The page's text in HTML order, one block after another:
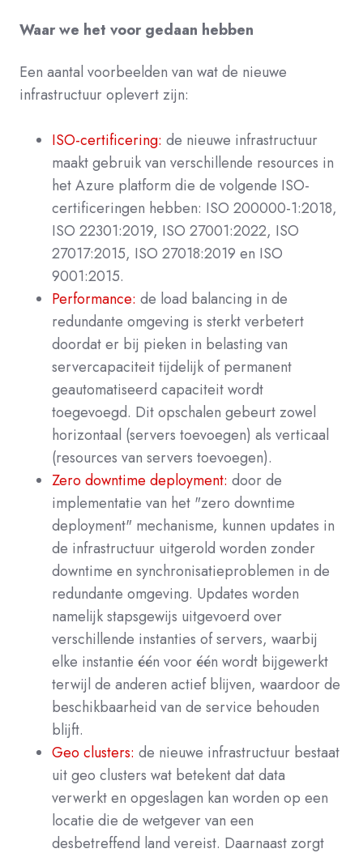
Waar we het voor gedaan hebben
Een aantal voorbeelden van wat de nieuwe
infrastructuur oplevert zijn:
ISO-certificering: de nieuwe infrastructuur
maakt gebruik van verschillende resources in
het Azure platform die de volgende ISO-
certificeringen hebben: ISO 200000-1:2018,
ISO 22301:2019, ISO 27001:2022, ISO
27017:2015, ISO 27018:2019 en ISO
9001:2015.
Performance: de load balancing in de
redundante omgeving is sterkt verbetert
doordat er bij pieken in belasting van
servercapaciteit tijdelijk of permanent
geautomatiseerd capaciteit wordt
toegevoegd. Dit opschalen gebeurt zowel
horizontaal (servers toevoegen) als verticaal
(resources van servers toevoegen).
Zero downtime deployment: door de
implementatie van het "zero downtime
deployment" mechanisme, kunnen updates in
de infrastructuur uitgerold worden zonder
downtime en synchronisatieproblemen in de
redundante omgeving. Updates worden
namelijk stapsgewijs uitgevoerd over
verschillende instanties of servers, waarbij
elke instantie één voor één wordt bijgewerkt
terwijl de anderen actief blijven, waardoor de
beschikbaarheid van de service behouden
blijft.
Geo clusters: de nieuwe infrastructuur bestaat
uit geo clusters wat betekent dat data
verwerkt en opgeslagen kan worden op een
locatie die de wetgever van een
desbetreffend land vereist. Daarnaast zorgt